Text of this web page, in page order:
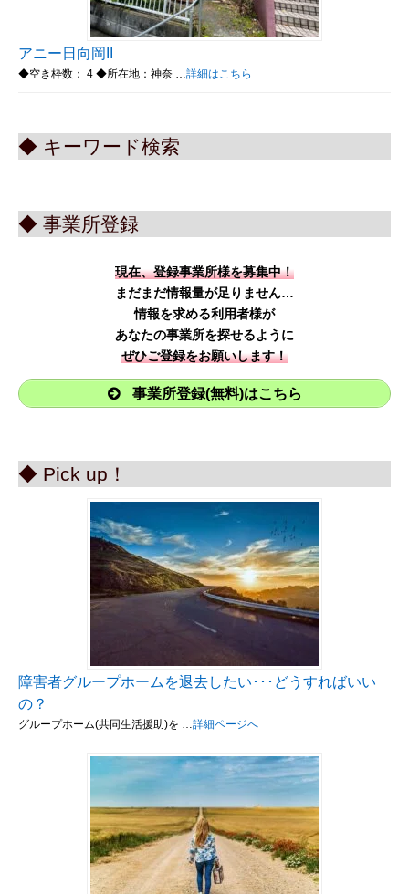
アニー日向岡II
◆空き枠数： 4 ◆所在地：神奈 …詳細はこちら
◆ キーワード検索
◆ 事業所登録
現在、登録事業所様を募集中！
まだまだ情報量が足りません…
情報を求める利用者様が
あなたの事業所を探せるように
ぜひご登録をお願いします！
事業所登録(無料)はこちら
◆ Pick up！
障害者グループホームを退去したい･･･どうすればいい
の？
グループホーム(共同生活援助)を …詳細ページへ